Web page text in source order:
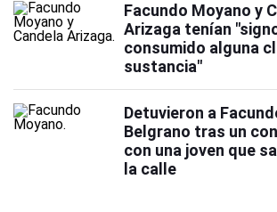
Facundo Moyano y
Arizaga tenían
consumido alguna
sustancia"
Detuvieron a
Belgrano tras un
con una joven que
la calle